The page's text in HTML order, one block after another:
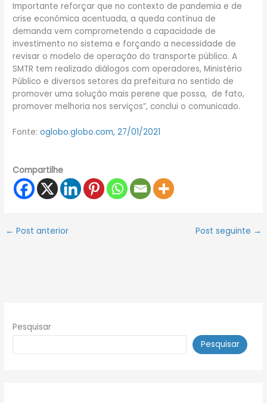
Importante reforçar que no contexto de pandemia e de
crise econômica acentuada, a queda contínua de
demanda vem comprometendo a capacidade de
investimento no sistema e forçando a necessidade de
revisar o modelo de operação do transporte público. A
SMTR tem realizado diálogos com operadores, Ministério
Público e diversos setores da prefeitura no sentido de
promover uma solução mais perene que possa, de fato,
promover melhoria nos serviços”, conclui o comunicado.
Fonte:oglobo.globo.com, 27/01/2021
Compartilhe
← Post anterior Post seguinte →
Pesquisar
Pesquisar